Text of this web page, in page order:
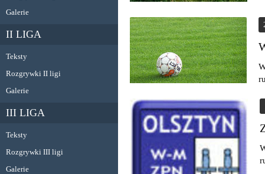
Galerie
II LIGA
Teksty
Rozgrywki II ligi
Galerie
III LIGA
Teksty
Rozgrywki III ligi
Galerie